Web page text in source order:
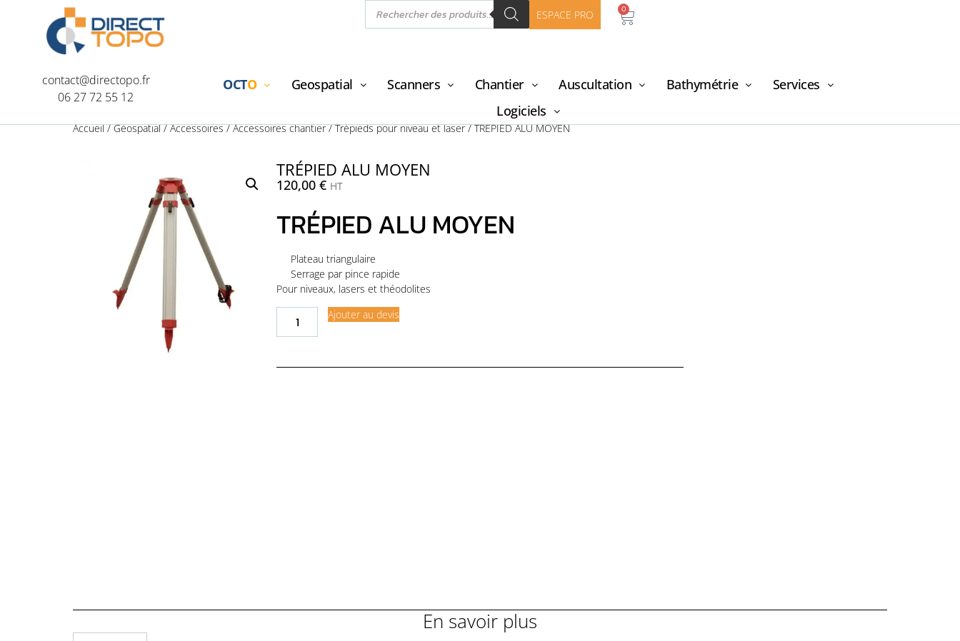
ESPACE PRO 0
contact@directopo.fr
06 27 72 55 12
OCTO Geospatial Scanners Chantier Auscultation Bathymétrie
Services
Logiciels
Accueil/Géospatial/Accessoires/Accessoires chantier/Trépieds pour niveau et laser/ TRÉPIED ALU MOYEN
TRÉPIED ALU MOYEN
120,00 € HT
TRÉPIED ALU MOYEN
Plateau triangulaire
Serrage par pince rapide
Pour niveaux, lasers et théodolites
Ajouter au devis
En savoir plus